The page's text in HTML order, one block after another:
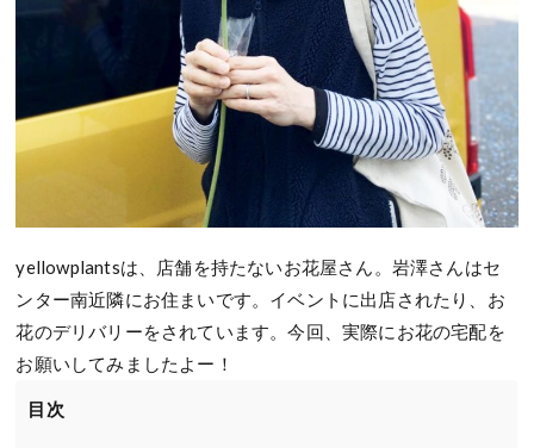
yellowplantsは、店舗を持たないお花屋さん。岩澤さんはセ
ンター南近隣にお住まいです。イベントに出店されたり、お
花のデリバリーをされています。今回、実際にお花の宅配を
お願いしてみましたよー！
目次